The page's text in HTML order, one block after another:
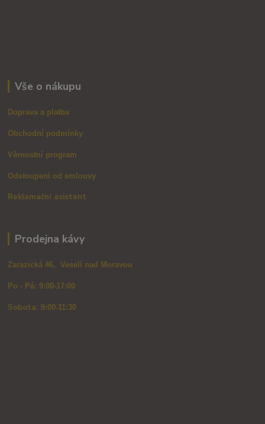
Vše o nákupu
Doprava a platba
Obchodní podmínky
Věrnostní program
Odstoupení od smlouvy
Reklamační asistent
Prodejna kávy
Zarazická 46, Veselí nad Moravou
Po - Pá: 9:00-17:00
Sobota: 9:00-11:30